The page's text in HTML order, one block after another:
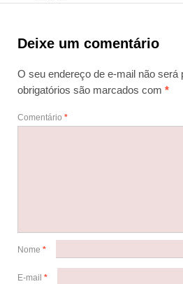
Deixe um comentário
O seu endereço de e-mail não será
obrigatórios são marcados com *
Comentário *
Nome *
E-mail *